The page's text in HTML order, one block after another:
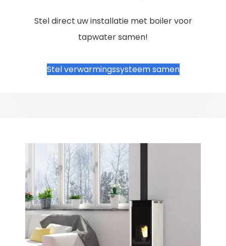
Stel direct uw installatie met boiler voor
tapwater samen!
Stel verwarmingssysteem samen